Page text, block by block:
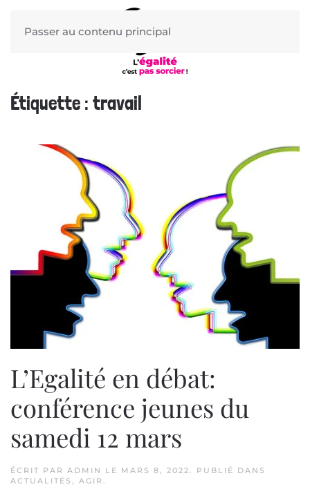
Passer au contenu principal
Étiquette : travail
L’Egalité en débat:
conférence jeunes du
samedi 12 mars
ÉCRIT PAR ADMIN LE MARS 8, 2022. PUBLIÉ DANS
ACTUALITÉS , AGIR .